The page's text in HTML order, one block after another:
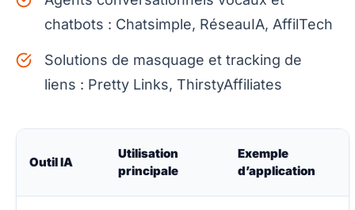
chatbots : Chatsimple, RéseauIA, AffilTech
Solutions de masquage et tracking de
liens : Pretty Links, ThirstyAffiliates
Outil IA
Utilisation
principale
Exemple
d’application